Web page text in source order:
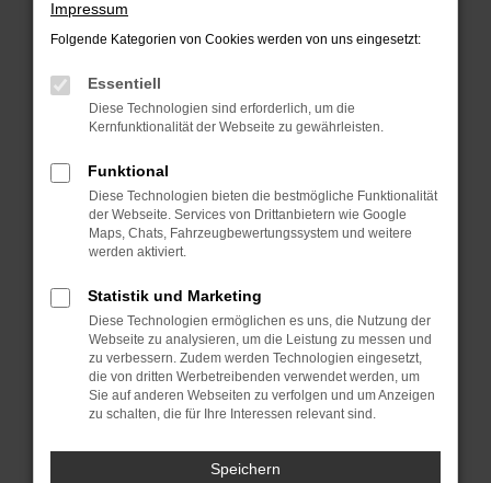
Prüfe deine Browsererweiterungen.
das Laden bestimmter Seiten verhindern.
Funktioniert die Seite in einem anderen Browser
oder in einem privaten Fenster?
Das kann manchmal helfen, vorübergehende
Probleme zu beheben.
Stelle sicher, dass dein Browser und dein
Betriebssystem auf dem neuesten Stand sind.
Sicherheitsrisiko, sondern kann auch dazu führen,
dass bestimmte Funktionen nicht mehr
unterstützt werden.
Wende dich an den Webseitenbetreiber.
Wenn du alle oben genannten Schritte versucht
hast, kontaktiere uns bitte. Wir werden versuchen,
das Problem zu beheben. Du kannst uns diesen
Text schicken, um uns bei der Fehlersuche zu
Impressum
Folgende Kategorien von Cookies werden von uns eingesetzt:
Essentiell
Diese Technologien sind erforderlich, um die
Kernfunktionalität der Webseite zu gewährleisten.
Funktional
Diese Technologien bieten die bestmögliche Funktionalität
der Webseite. Services von Drittanbietern wie Google
Maps, Chats, Fahrzeugbewertungssystem und weitere
werden aktiviert.
Statistik und Marketing
Diese Technologien ermöglichen es uns, die Nutzung der
Webseite zu analysieren, um die Leistung zu messen und
zu verbessern. Zudem werden Technologien eingesetzt,
die von dritten Werbetreibenden verwendet werden, um
Sie auf anderen Webseiten zu verfolgen und um Anzeigen
zu schalten, die für Ihre Interessen relevant sind.
Speichern